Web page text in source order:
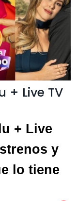
+ Live TV
+ Live
y
lo tiene